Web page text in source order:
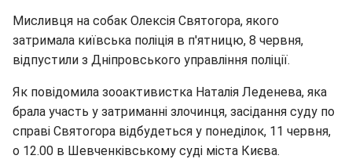
Мисливця на собак Олексія Святогора, якого
затримала київська поліція в п'ятницю, 8 червня,
відпустили з Дніпровського управління поліції.
Як повідомила зооактивистка Наталія Леденева, яка
брала участь у затриманні злочинця, засідання суду по
справі Святогора відбудеться у понеділок, 11 червня,
о 12.00 в Шевченківському суді міста Києва.